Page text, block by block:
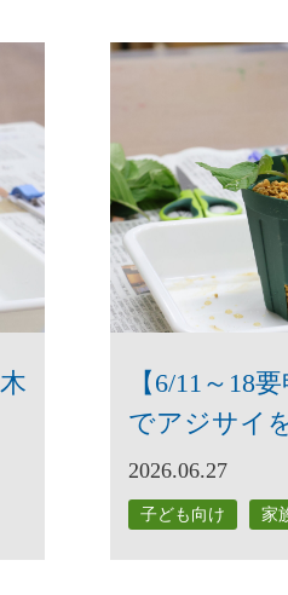
【6/11～18
でアジサイ
2026.06.27
子ども向け 家